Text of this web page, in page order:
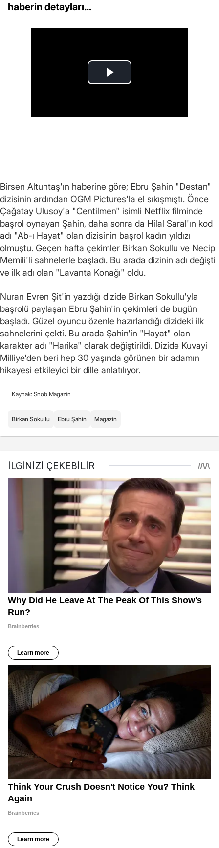
haberin detayları...
Birsen Altuntaş'ın haberine göre; Ebru Şahin "Destan"
dizisinin ardından OGM Pictures'la el sıkışmıştı. Önce
Çağatay Ulusoy'a "Centilmen" isimli Netflix filminde
başrol oynayan Şahin, daha sonra da Hilal Saral'ın kod
adı "Ab-ı Hayat" olan dizisinin başrol kadın yıldızı
olmuştu. Geçen hafta çekimler Birkan Sokullu ve Necip
Memili'li sahnelerle başladı. Bu arada dizinin adı değişti
ve ilk adı olan "Lavanta Konağı" oldu.
Nuran Evren Şit'in yazdığı dizide Birkan Sokullu'yla
başrolü paylaşan Ebru Şahin'in çekimleri de bugün
başladı. Güzel oyuncu özenle hazırlandığı dizideki ilk
sahnelerini çekti. Bu arada Şahin'in "Hayat" olan
karakter adı "Harika" olarak değiştirildi. Dizide Kuvayi
Milliye'den beri hep 30 yaşında görünen bir adamın
hikayesi etkileyici bir dille anlatılıyor.
Kaynak: Snob Magazin
Birkan Sokullu Ebru Şahin Magazin